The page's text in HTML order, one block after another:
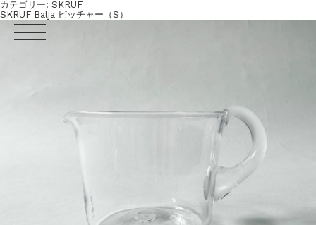
カテゴリー: SKRUF
SKRUF Balja ピッチャー（S）